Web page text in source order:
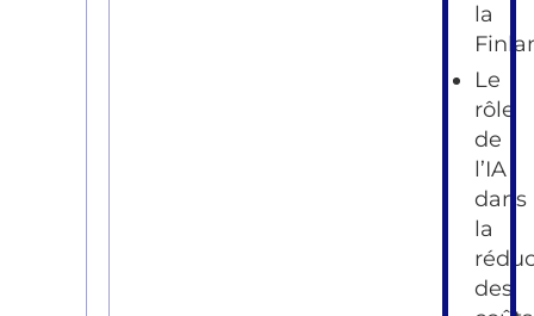
la
Le
rôle
de
l’IA
dans
la
des